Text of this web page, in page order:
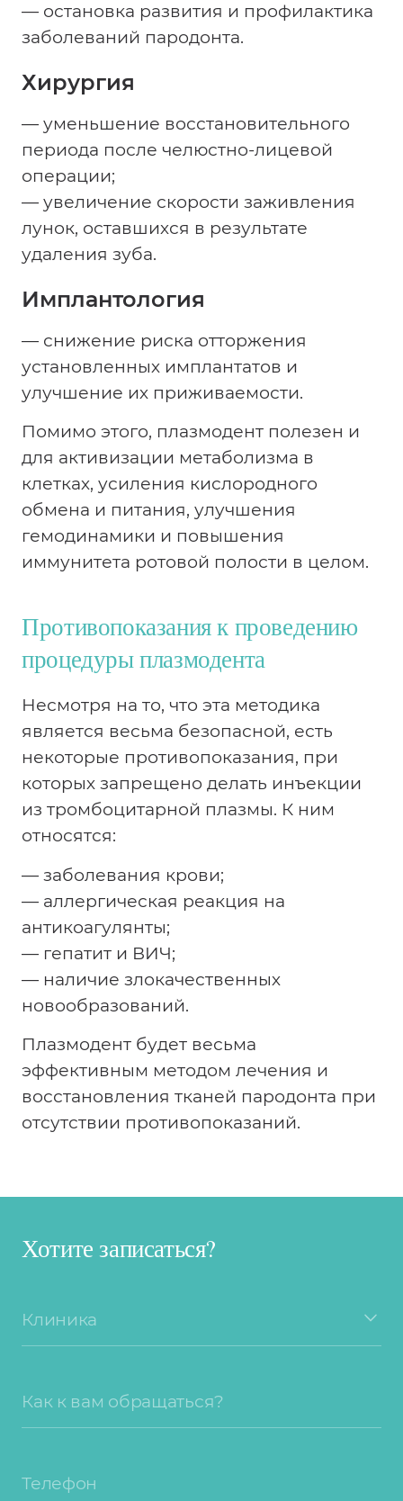
— остановка развития и профилактика
заболеваний пародонта.
Хирургия
— уменьшение восстановительного
периода после челюстно-лицевой
операции;
— увеличение скорости заживления
лунок, оставшихся в результате
удаления зуба.
Имплантология
— снижение риска отторжения
установленных имплантатов и
улучшение их приживаемости.
Помимо этого, плазмодент полезен и
для активизации метаболизма в
клетках, усиления кислородного
обмена и питания, улучшения
гемодинамики и повышения
иммунитета ротовой полости в целом.
Противопоказания к проведению
процедуры плазмодента
Несмотря на то, что эта методика
является весьма безопасной, есть
некоторые противопоказания, при
которых запрещено делать инъекции
из тромбоцитарной плазмы. К ним
относятся:
— заболевания крови;
— аллергическая реакция на
антикоагулянты;
— гепатит и ВИЧ;
— наличие злокачественных
новообразований.
Плазмодент будет весьма
эффективным методом лечения и
восстановления тканей пародонта при
отсутствии противопоказаний.
Хотите записаться?
Клиника
Как к вам обращаться?
Телефон